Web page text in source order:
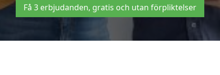
Få 3 erbjudanden, gratis och utan förpliktelser